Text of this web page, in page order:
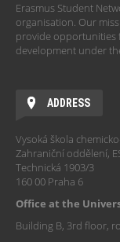
Erasmus Student
organisation. Our
provide opportunities
development under
ADDRESS
Vysoká škola
Zahraniční oddělení,
Technická 1903/3
160 00 Praha 6
Office at the
Building B, 3rd floor,